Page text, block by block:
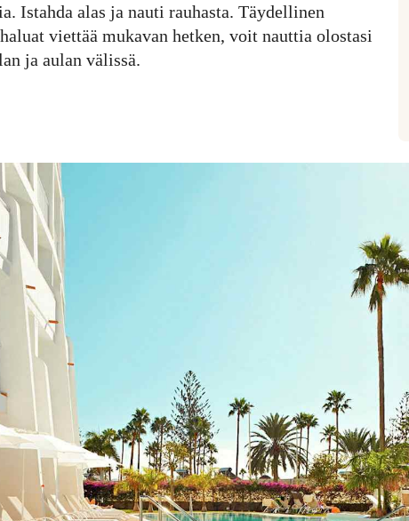
Istahda alas ja nauti rauhasta. Täydellinen
viettää mukavan hetken, voit nauttia olostasi
ja aulan välissä.